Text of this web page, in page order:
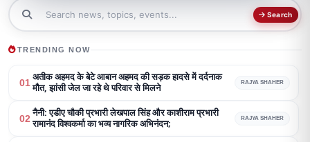
Search
TRENDING NOW
01अतीक अहमद के बेटे आबान अहमद की सड़क हादसे में दर्दनाक
मौत, झांसी जेल जा रहे थे परिवार से मिलने
RAJYA SHAHER
02 नैनी: एडीए चौकी प्रभारी लेखपाल सिंह और काशीराम प्रभारी
रामानंद विश्वकर्मा का भव्य नागरिक अभिनंदन;
RAJYA SHAHER